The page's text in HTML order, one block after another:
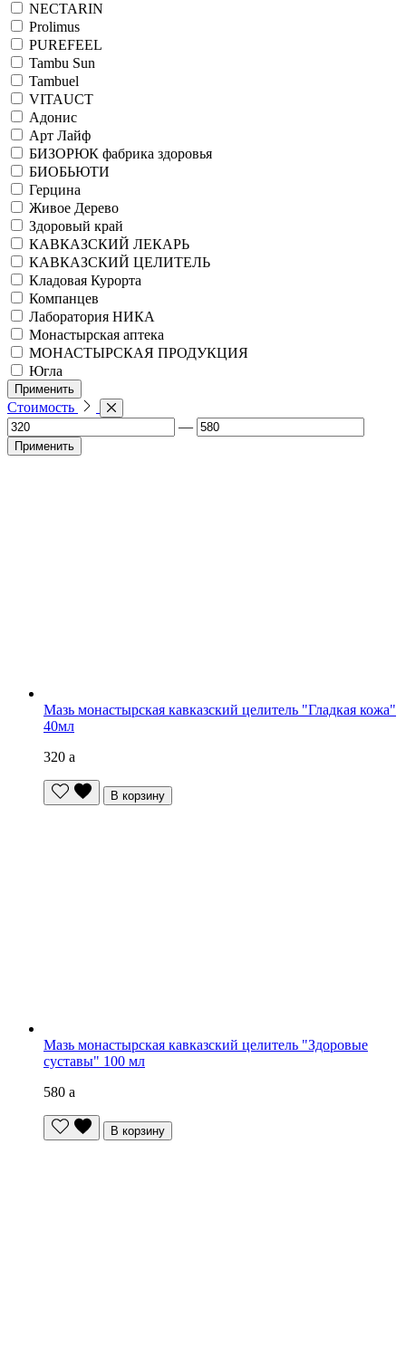
NECTARIN
Prolimus
PUREFEEL
Tambu Sun
Tambuel
VITAUCT
Адонис
Арт Лайф
БИЗОРЮК фабрика здоровья
БИОБЬЮТИ
Герцина
Живое Дерево
Здоровый край
КАВКАЗСКИЙ ЛЕКАРЬ
КАВКАЗСКИЙ ЦЕЛИТЕЛЬ
Кладовая Курорта
Компанцев
Лаборатория НИКА
Монастырская аптека
МОНАСТЫРСКАЯ ПРОДУКЦИЯ
Югла
Применить
Стоимость
—
Применить
Мазь монастырская кавказский целитель "Гладкая кожа"
40мл
320 a
В корзину
Мазь монастырская кавказский целитель "Здоровые
суставы" 100 мл
580 a
В корзину